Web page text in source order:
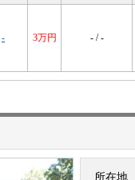
- 3万円 - / -
所在地